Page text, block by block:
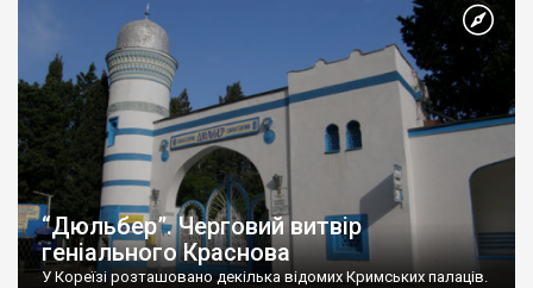
“Дюльбер”. Черговий витвір
геніального Краснова
У Кореїзі розташовано декілька відомих Кримських палаців.